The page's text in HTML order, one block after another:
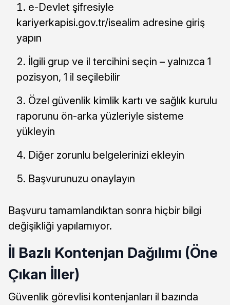
e-Devlet şifresiyle
kariyerkapisi.gov.tr/isealim adresine giriş
yapın
İlgili grup ve il tercihini seçin – yalnızca 1
pozisyon, 1 il seçilebilir
Özel güvenlik kimlik kartı ve sağlık kurulu
raporunu ön-arka yüzleriyle sisteme
yükleyin
Diğer zorunlu belgelerinizi ekleyin
Başvurunuzu onaylayın
Başvuru tamamlandıktan sonra hiçbir bilgi
değişikliği yapılamıyor.
İl Bazlı Kontenjan Dağılımı (Öne
Çıkan İller)
Güvenlik görevlisi kontenjanları il bazında